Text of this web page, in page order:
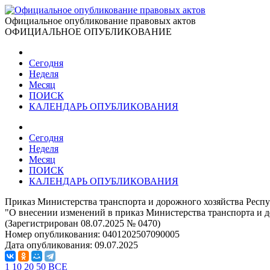
Официальное опубликование правовых актов
ОФИЦИАЛЬНОЕ ОПУБЛИКОВАНИЕ
Сегодня
Неделя
Месяц
ПОИСК
КАЛЕНДАРЬ ОПУБЛИКОВАНИЯ
Сегодня
Неделя
Месяц
ПОИСК
КАЛЕНДАРЬ ОПУБЛИКОВАНИЯ
Приказ Министерства транспорта и дорожного хозяйства
"О внесении изменений в приказ Министерства транспорта и
(Зарегистрирован 08.07.2025 № 0470)
Номер опубликования: 0401202507090005
Дата опубликования: 09.07.2025
1 10 20 50 ВСЕ